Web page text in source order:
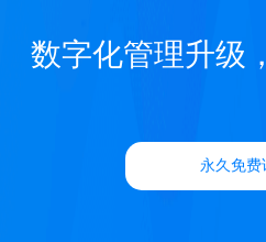
数字化管理升级
永久免费